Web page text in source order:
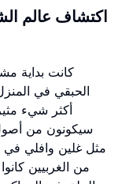
اكتشاف عالم
كانت بداية
الحبقي في
أكثر شيء
سيكونون من أصول
مثل غلين وافلي في
من الغربيين